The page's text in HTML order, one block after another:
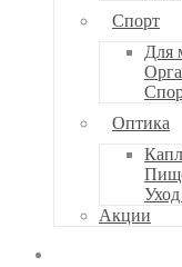
Спорт
Для
Оптика
Уход
Акции